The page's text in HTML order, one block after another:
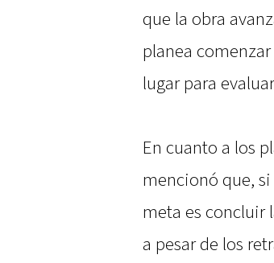
que la obra
planea
lugar para
En cuanto a los
mencionó que,
meta es concluir
a pesar de los